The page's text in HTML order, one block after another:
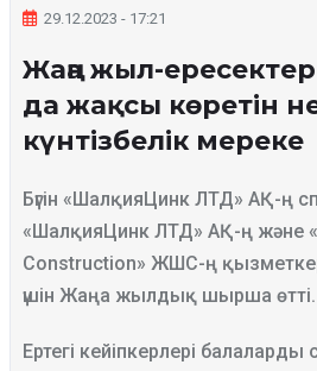
29.12.2023 - 17:21
Жаңа жыл-
да жақсы көретін
күнтізбелік мереке
Бүгін «ШалқияЦинк ЛТД» АҚ-ң
«ШалқияЦинк ЛТД» АҚ-ң және
Construction» ЖШС-ң
үшін Жаңа жылдық шырша өтті.
Ертегі кейіпкерлері